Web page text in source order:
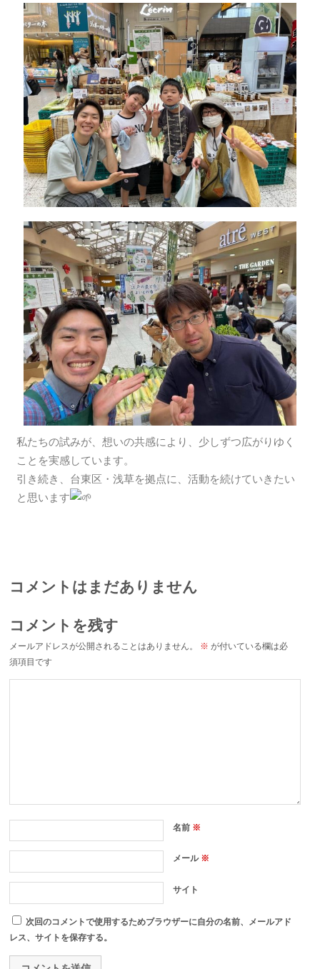
私たちの試みが、想いの共感により、少しずつ広がりゆく
ことを実感しています。
引き続き、台東区・浅草を拠点に、活動を続けていきたい
と思います
コメントはまだありません
コメントを残す
メールアドレスが公開されることはありません。 ※ が付いている欄は必
須項目です
名前 ※
メール※
サイト
次回のコメントで使用するためブラウザーに自分の名前、メールアド
レス、サイトを保存する。